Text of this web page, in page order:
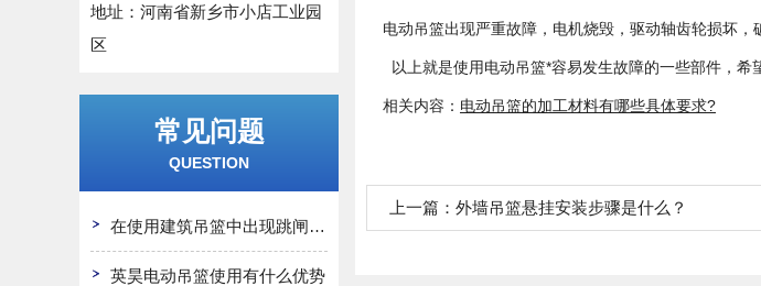
地址：河南省新乡市小店工业园
区
常见问题
QUESTION
在使用建筑吊篮中出现跳闸怎么办
英昊电动吊篮使用有什么优势
电动吊篮出现严重故障，电机烧毁，驱动轴齿轮损坏
以上就是使用电动吊篮*容易发生故障的一些部件，希
相关内容： 电动吊篮的加工材料有哪些具体要求?
上一篇： 外墙吊篮悬挂安装步骤是什么？